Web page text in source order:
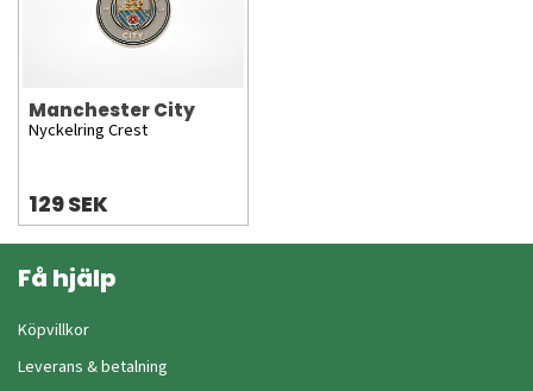
Manchester City
Nyckelring Crest
129 SEK
Få hjälp
Köpvillkor
Leverans & betalning